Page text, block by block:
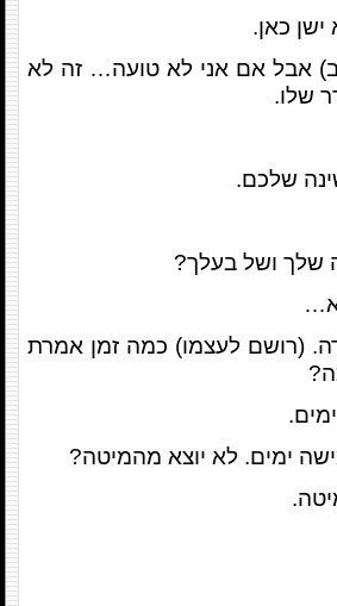
כאן.
אבל אם אני לא טועה… זה לא
שלו.
שלכם.
שלך ושל בעלך?
(רושם לעצמו) כמה זמן אמרת
ימים. לא יוצא מהמיטה?